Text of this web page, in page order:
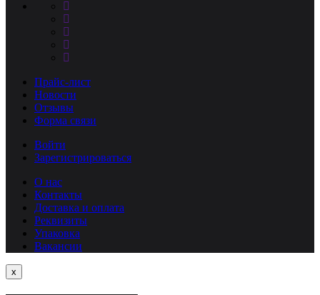
Прайс-лист
Новости
Отзывы
Форма связи
Войти
Зарегистрироваться
О нас
Контакты
Доставка и оплата
Реквизиты
Упаковка
Вакансии
x